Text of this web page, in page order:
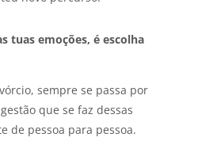
tuas emoções, é escolha
sempre se passa por
que se faz dessas
de pessoa para pessoa.